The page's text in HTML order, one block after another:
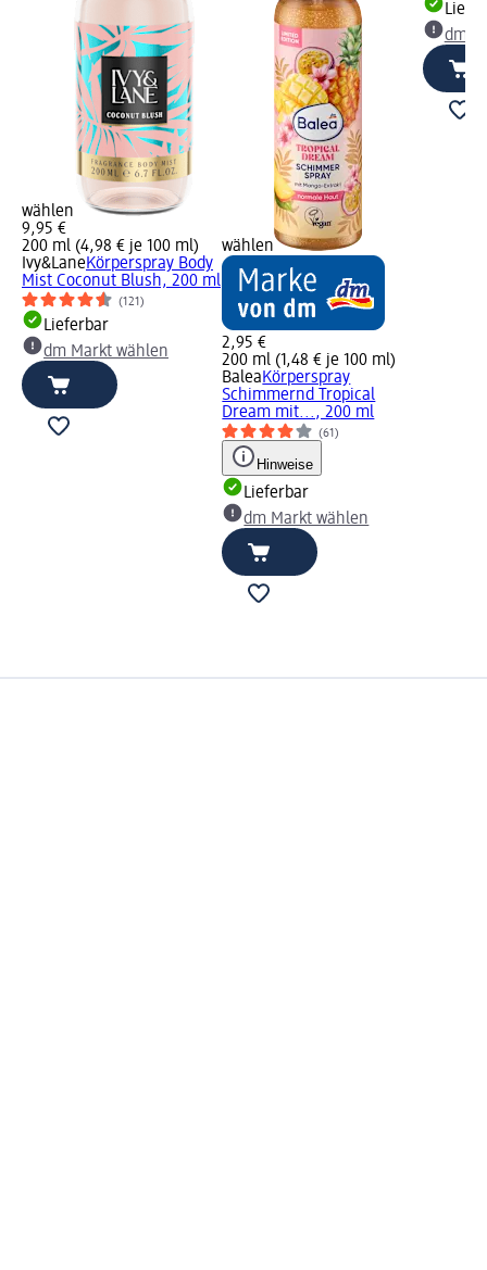
wählen
9,95 €
200 ml (4,98 € je 100 ml)
Ivy&LaneKörperspray Body
Mist Coconut Blush, 200 ml
(121)
Lieferbar
dm Markt wählen
wählen
2,95 €
200 ml (1,48 € je 100 ml)
BaleaKörperspray
Schimmernd Tropical
Dream mit..., 200 ml
(61)
Hinweise
Lieferbar
dm Markt wählen
dm